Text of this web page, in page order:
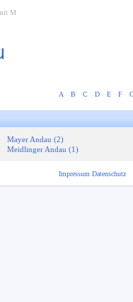
M
A B C D E F
Mayer Andau (2)
Meidlinger Andau (1)
Impressum Datenschutz